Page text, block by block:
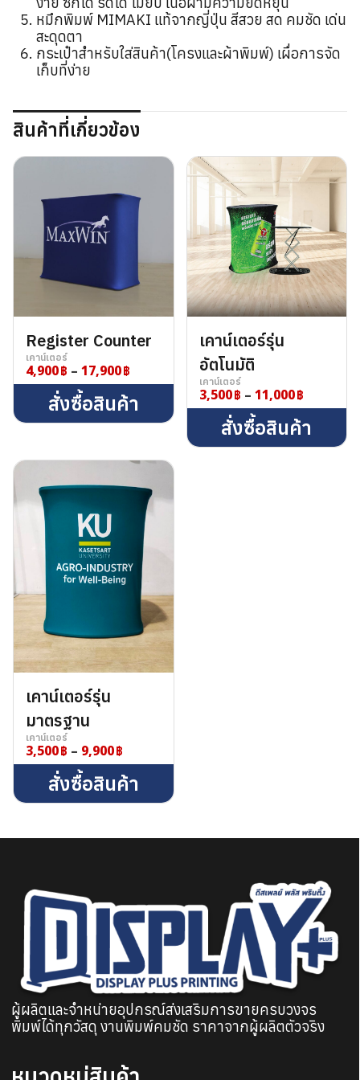
ค้นหา
สำหรับ:
หมึกพิมพ์ MIMAKI แท้จากญี่ปุ่น สีสวย สด คมชัด เด่น
สะดุดตา
กระเป๋าสำหรับใส่สินค้า(โครงและผ้าพิมพ์) เผื่อการจัด
เก็บที่ง่าย
สินค้าที่เกี่ยวข้อง
Register Counter
เคาน์เตอร์
4,900 – 17,900
range:
4,900฿
through
สั่งซื้อสินค้า
เคาน์เตอร์รุ่น
อัตโนมัติ
เคาน์เตอร์
3,500 – 11,000
range:
3,500฿
through
สั่งซื้อสินค้า
เคาน์เตอร์รุ่น
มาตรฐาน
เคาน์เตอร์
3,500 – 9,900
range:
3,500฿
through
สั่งซื้อสินค้า
ผู้ผลิตและจำหน่ายอุปกรณ์ส่งเสริมการขายครบวงจร
พิมพ์ได้ทุกวัสดุ งานพิมพ์คมชัด ราคาจากผู้ผลิตตัวจริง
ชื่อผู้ใช้หรือที่อยู่อีเมล
รหัสผ่าน
บันทึกการใช้งานของฉัน